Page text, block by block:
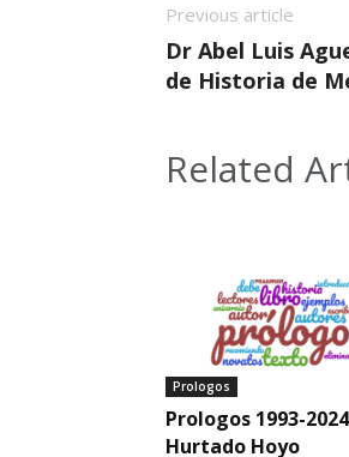
Previous article
Dr Abel Luis
de Historia de
Related
Prologos
Prologos 1993-
Hurtado Hoyo